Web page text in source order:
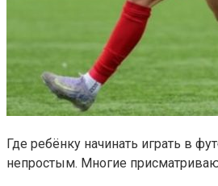
Где ребёнку начинать играть в
непростым. Многие